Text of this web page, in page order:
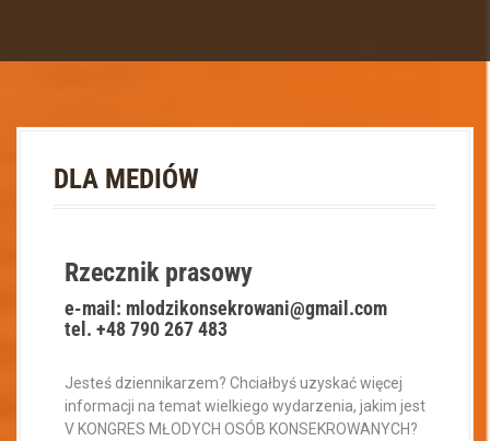
DLA MEDIÓW
Rzecznik prasowy
e-mail: mlodzikonsekrowani@gmail.com
tel. +48 790 267 483
Jesteś dziennikarzem? Chciałbyś uzyskać więcej
informacji na temat wielkiego wydarzenia, jakim jest
V KONGRES MŁODYCH OSÓB KONSEKROWANYCH?